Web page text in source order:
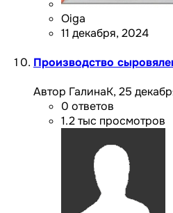
Oiga
11 декабря, 2024
Производство
Автор ГалинаК, 25
0 ответов
1.2 тыс просмотров